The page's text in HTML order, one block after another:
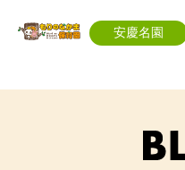
安慶名園